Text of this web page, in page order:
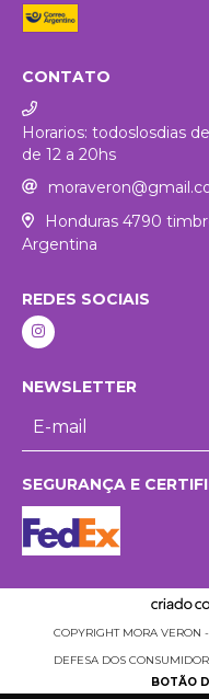
CONTATO
Horarios: todoslosdias
de 12 a 20hs
Honduras 4790
Argentina
REDES SOCIAIS
NEWSLETTER
SEGURANÇA E
COPYRIGHT MORA VERON
DEFESA DOS
BOTÃO